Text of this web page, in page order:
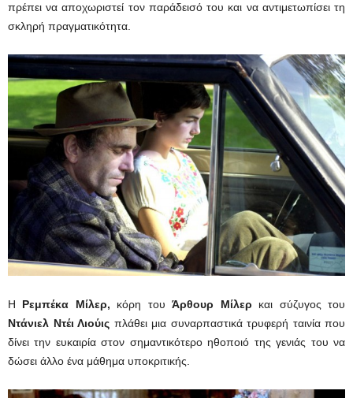
πρέπει να αποχωριστεί τον παράδεισό του και να αντιμετωπίσει τη
σκληρή πραγματικότητα.
Η Ρεμπέκα Μίλερ, κόρη τουΆρθουρ Μίλερ και σύζυγος του
Ντάνιελ Ντέι Λιούις πλάθει μια συναρπαστικά τρυφερή ταινία που
δίνει την ευκαιρία στον σημαντικότερο ηθοποιό της γενιάς του να
δώσει άλλο ένα μάθημα υποκριτικής.